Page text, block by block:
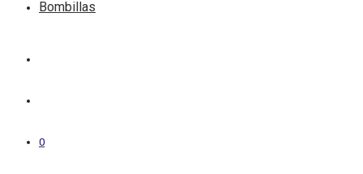
Bombillas
0